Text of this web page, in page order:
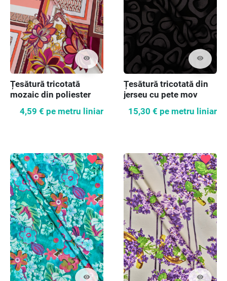
visibility
Țesătură tricotată
mozaic din poliester
4,59 € pe metru liniar
visibility
Țesătură tricotată din
jerseu cu pete mov
15,30 € pe metru liniar
visibility
favorite
visibility
favorite